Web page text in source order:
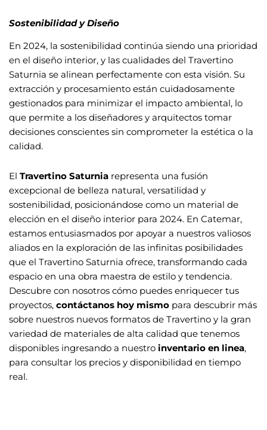
Sostenibilidad y Diseño
En 2024, la sostenibilidad continúa siendo una prioridad
en el diseño interior, y las cualidades del Travertino
Saturnia se alinean perfectamente con esta visión. Su
extracción y procesamiento están cuidadosamente
gestionados para minimizar el impacto ambiental, lo
que permite a los diseñadores y arquitectos tomar
decisiones conscientes sin comprometer la estética o la
calidad.
El Travertino Saturnia representa una fusión
excepcional de belleza natural, versatilidad y
sostenibilidad, posicionándose como un material de
elección en el diseño interior para 2024. En Catemar,
estamos entusiasmados por apoyar a nuestros valiosos
aliados en la exploración de las infinitas posibilidades
que el Travertino Saturnia ofrece, transformando cada
espacio en una obra maestra de estilo y tendencia.
Descubre con nosotros cómo puedes enriquecer tus
proyectos, contáctanos hoy mismo para descubrir más
sobre nuestros nuevos formatos de Travertino y la gran
variedad de materiales de alta calidad que tenemos
disponibles ingresando a nuestro inventario en linea,
para consultar los precios y disponibilidad en tiempo
real.